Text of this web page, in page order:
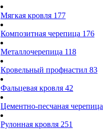
Мягкая кровля 177
Композитная черепица 176
Металлочерепица 118
Кровельный профнастил 83
Фальцевая кровля 42
Цементно-песчаная черепица
Рулонная кровля 251